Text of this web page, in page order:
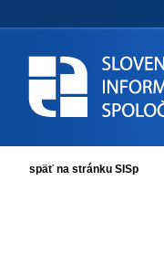
späť na stránku SISp